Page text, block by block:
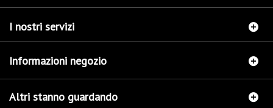
I nostri servizi
Informazioni negozio
Altri stanno guardando